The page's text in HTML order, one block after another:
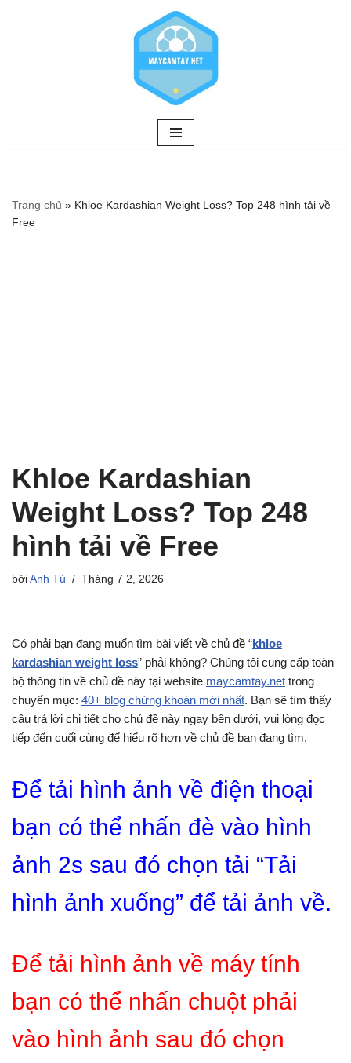
Trang chủ » Khloe Kardashian Weight Loss? Top 248 hình tải về
Free
Khloe Kardashian
Weight Loss? Top 248
hình tải về Free
bởi Anh Tú Tháng 7 2, 2026
Có phải bạn đang muốn tìm bài viết về chủ đề “khloe
kardashian weight loss” phải không? Chúng tôi cung cấp toàn
bộ thông tin về chủ đề này tại website maycamtay.net trong
chuyển mục: 40+ blog chứng khoán mới nhất. Bạn sẽ tìm thấy
câu trả lời chi tiết cho chủ đề này ngay bên dưới, vui lòng đọc
tiếp đến cuối cùng để hiểu rõ hơn về chủ đề bạn đang tìm.
Để tải hình ảnh về điện thoại
bạn có thể nhấn đè vào hình
ảnh 2s sau đó chọn tải “Tải
hình ảnh xuống” để tải ảnh về.
Để tải hình ảnh về máy tính
bạn có thể nhấn chuột phải
vào hình ảnh sau đó chọn